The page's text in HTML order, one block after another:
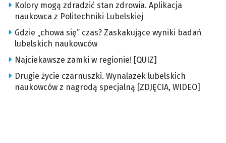
Kolory mogą zdradzić stan zdrowia. Aplikacja
naukowca z Politechniki Lubelskiej
Gdzie „chowa się” czas? Zaskakujące wyniki badań
lubelskich naukowców
Najciekawsze zamki w regionie! [QUIZ]
Drugie życie czarnuszki. Wynalazek lubelskich
naukowców z nagrodą specjalną [ZDJĘCIA, WIDEO]